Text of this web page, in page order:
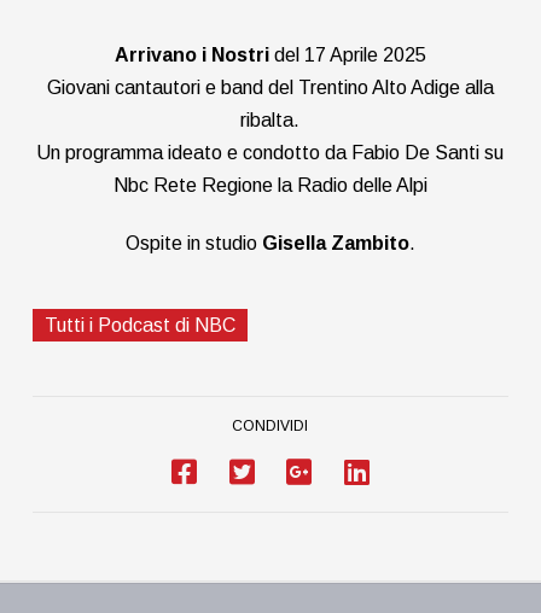
Arrivano i Nostridel 17 Aprile 2025
Giovani cantautori e band del Trentino Alto Adige alla
ribalta.
Un programma ideato e condotto da Fabio De Santi su
Nbc Rete Regione la Radio delle Alpi
Ospite in studio Gisella Zambito.
Tutti i Podcast di NBC
CONDIVIDI